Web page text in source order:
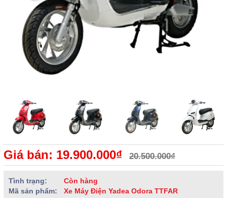
Giá bán: 19.900.000₫ 20.500.000₫
Tình trạng:
Còn hàng
Mã sản phẩm:
Xe Máy Điện Yadea Odora TTFAR